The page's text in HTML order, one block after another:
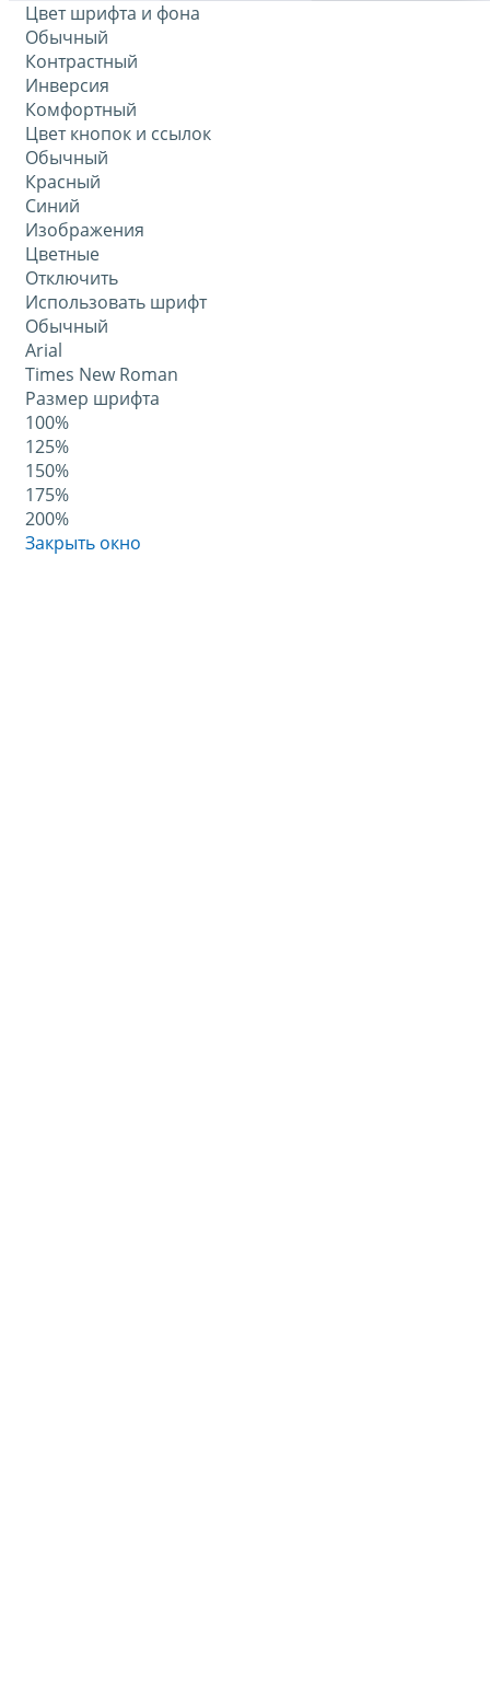
Цвет шрифта и фона
Обычный
Контрастный
Инверсия
Комфортный
Цвет кнопок и ссылок
Обычный
Красный
Синий
Изображения
Цветные
Отключить
Использовать шрифт
Обычный
Arial
Times New Roman
Размер шрифта
100%
125%
150%
175%
200%
Закрыть окно